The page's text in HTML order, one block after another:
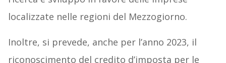
localizzate nelle regioni del Mezzogiorno.
Inoltre, si prevede, anche per l’anno 2023, il
riconoscimento del credito d’imposta per le